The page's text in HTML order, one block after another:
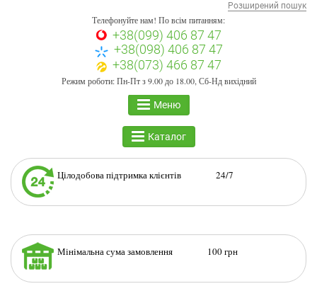
Розширений пошук
Телефонуйте нам! По всім питанням:
+38(099) 406 87 47
+38(098) 406 87 47
+38(073) 466 87 47
Режим роботи: Пн-Пт з 9.00 до 18.00, Сб-Нд вихідний
Меню
Каталог
Цілодобова підтримка клієнтів 24/7
Мінімальна сума замовлення 100 грн